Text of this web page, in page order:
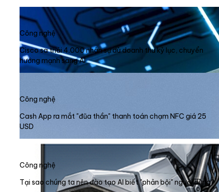
Công nghệ
Cisco sa thải 4.000 nhân sự dù doanh thu kỷ lục, chuyển
hướng mạnh sang AI
Công nghệ
Cash App ra mắt "đũa thần" thanh toán chạm NFC giá 25
USD
Công nghệ
Tại sao chúng ta nên đào tạo AI biết "phản bội" người dùng?